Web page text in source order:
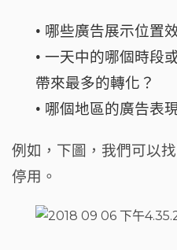
• 哪些廣告展示位置
• 一天中的哪個時段
帶來最多的轉化？
• 哪個地區的廣告表
例如，下圖，我們可以
停用。